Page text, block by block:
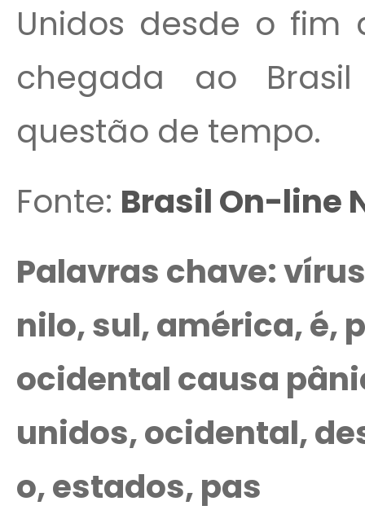
Unidos desde o fim
chegada ao
questão de tempo.
Fonte: Brasil On-line
Palavras chave:
nilo, sul, américa, é,
ocidental causa
unidos, ocidental,
o, estados, pas